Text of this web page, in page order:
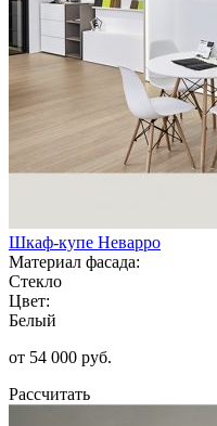
Шкаф-купе Неварро
Материал фасада:
Стекло
Цвет:
Белый
от 54 000 руб.
Рассчитать